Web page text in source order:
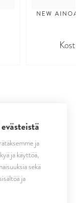
NEW
ja
ja käyttöä,
sekä
ja